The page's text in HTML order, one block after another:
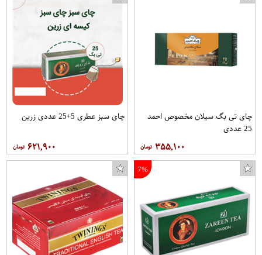
چای تی بگ سیلان مخصوص احمد
25 عددی
۳۵۵,۱۰۰
چای سبز عطری 5+25 عددی زرین
۶۲۱,۹۰۰
7%